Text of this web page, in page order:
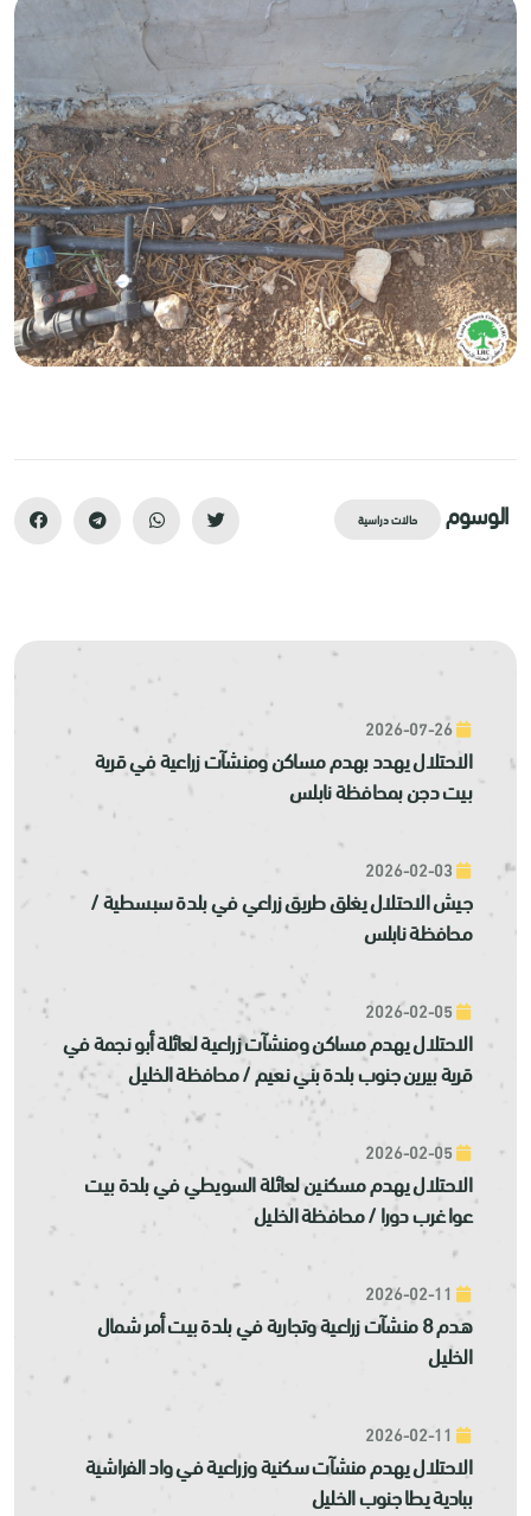
الوسوم حالات دراسية
الاحتلال يهدد بهدم مساكن ومنشآت زراعية في قرية
بيت دجن بمحافظة نابلس
جيش الاحتلال يغلق طريق زراعي في بلدة سبسطية /
محافظة نابلس
الاحتلال يهدم مساكن ومنشآت زراعية لعائلة أبو نجمة في
قرية بيرين جنوب بلدة بني نعيم / محافظة الخليل
الاحتلال يهدم مسكنين لعائلة السويطي في بلدة بيت
عوا غرب دورا / محافظة الخليل
هدم 8 منشآت زراعية وتجارية في بلدة بيت أمر شمال
الخليل
الاحتلال يهدم منشآت سكنية وزراعية في واد الفراشية
ببادية يطا جنوب الخليل